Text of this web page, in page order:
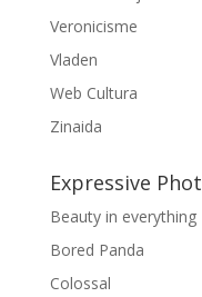
Veronicisme
Vladen
Web Cultura
Zinaida
Expressive
Beauty in everything
Bored Panda
Colossal